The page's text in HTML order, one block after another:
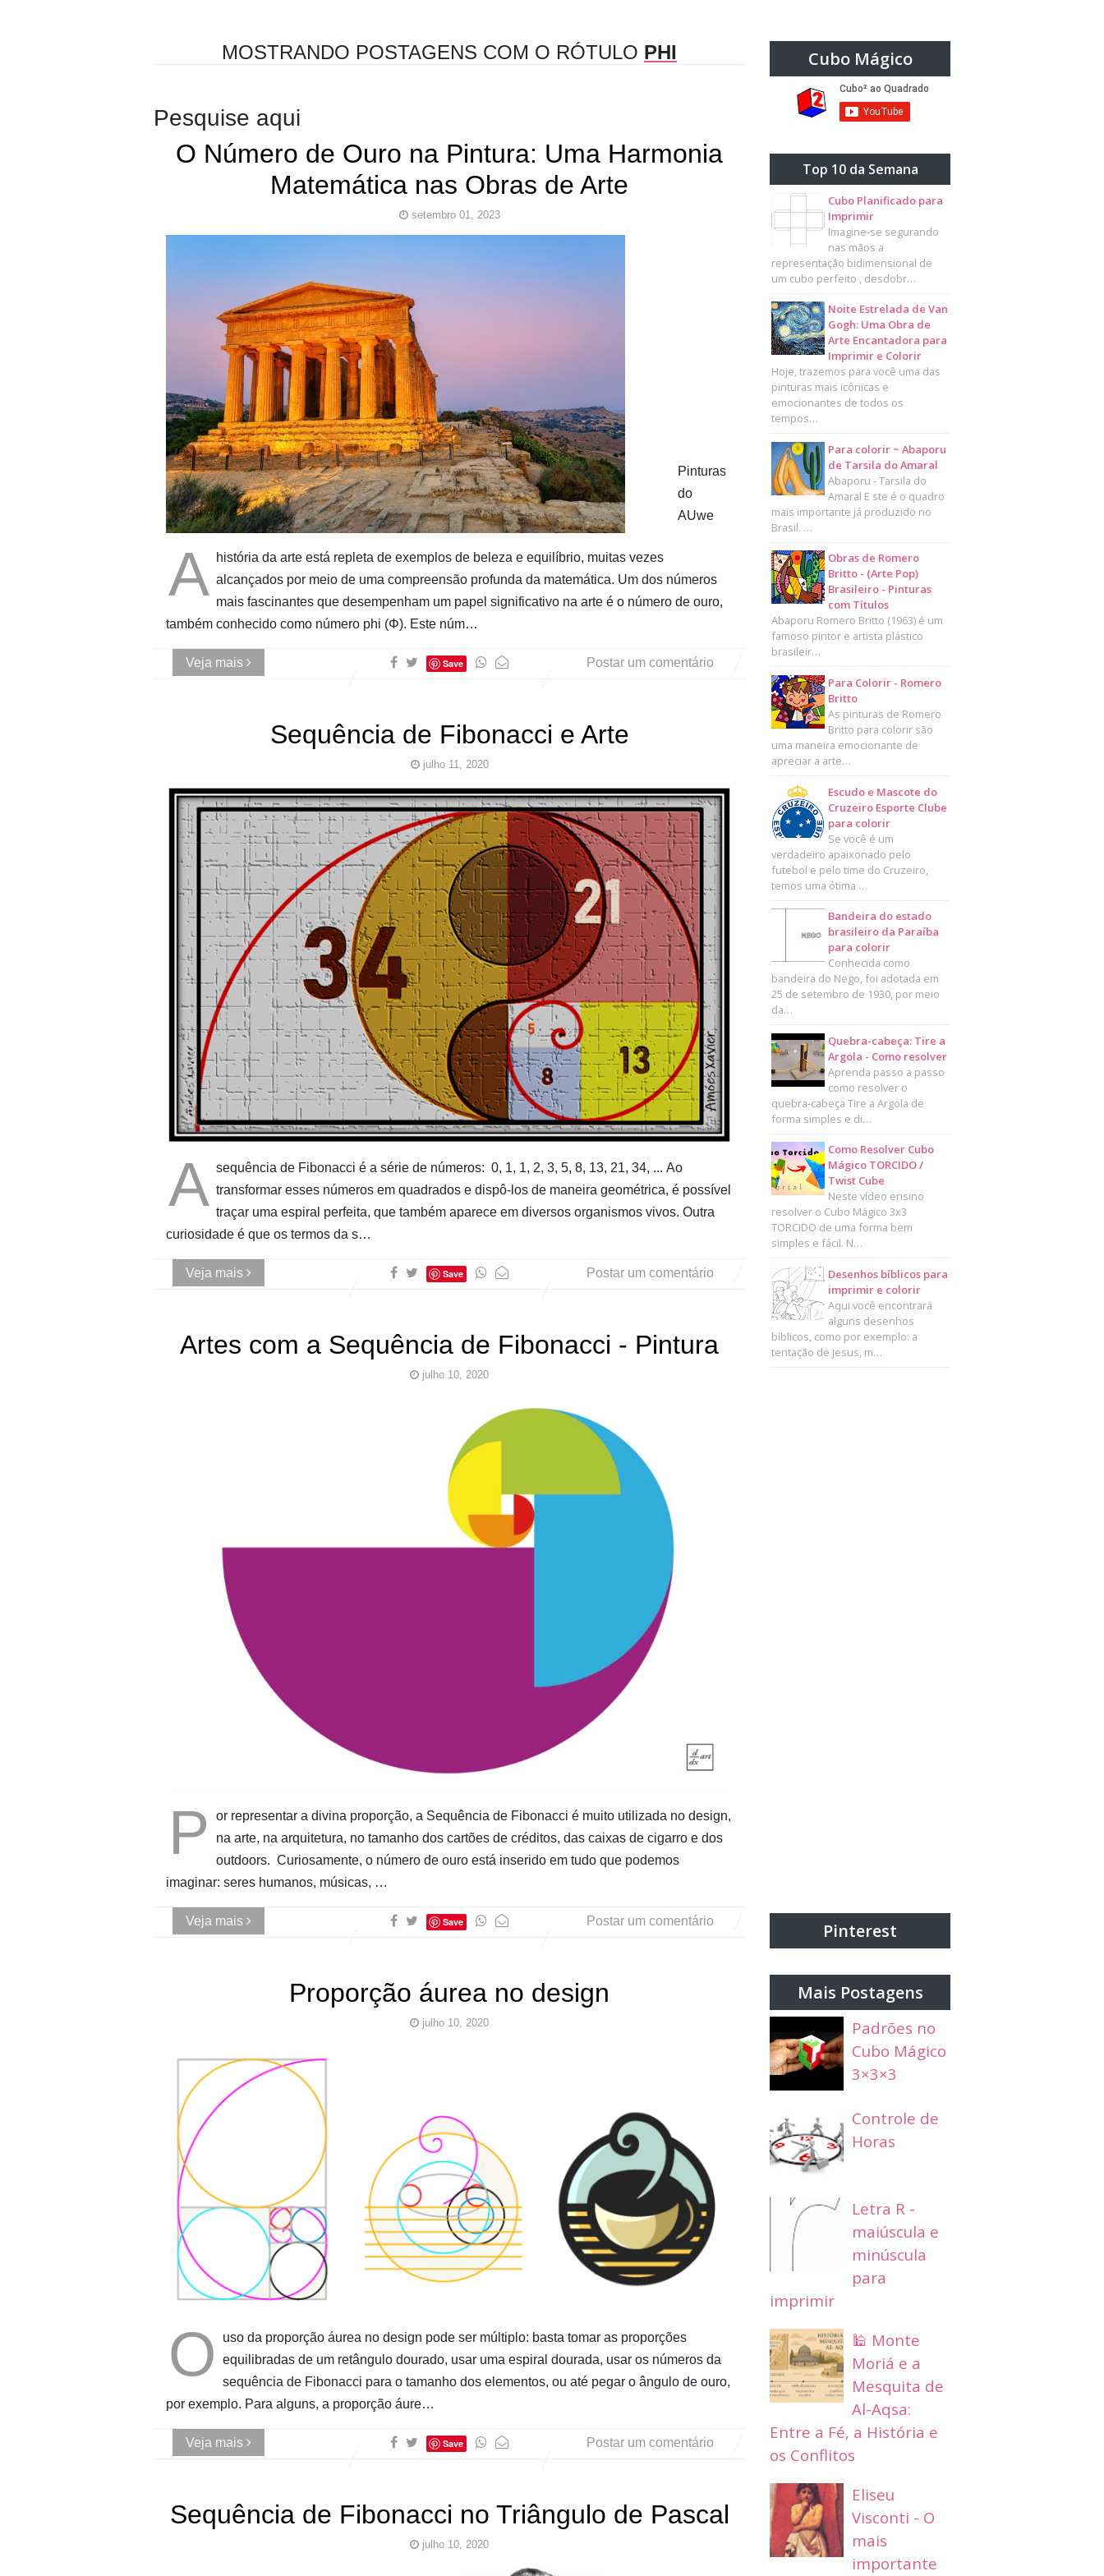
MOSTRANDO POSTAGENS COM O RÓTULO PHI
Pesquise aqui
O Número de Ouro na Pintura: Uma Harmonia
Matemática nas Obras de Arte
setembro 01, 2023
Pinturas
do
AUwe
A história da arte está repleta de exemplos de beleza e equilíbrio, muitas vezes
alcançados por meio de uma compreensão profunda da matemática. Um dos números
mais fascinantes que desempenham um papel significativo na arte é o número de ouro,
também conhecido como número phi (Φ). Este núm…
Veja mais Save Postar um comentário
Sequência de Fibonacci e Arte
julho 11, 2020
design Fibonacci PHI
Pinturas
do
AUwe
A sequência de Fibonacci é a série de números: 0, 1, 1, 2, 3, 5, 8, 13, 21, 34, ... Ao
transformar esses números em quadrados e dispô-los de maneira geométrica, é possível
traçar uma espiral perfeita, que também aparece em diversos organismos vivos. Outra
curiosidade é que os termos da s…
Veja mais Save Postar um comentário
Artes com a Sequência de Fibonacci - Pintura
julho 10, 2020
do
AUwe
P
or representar a divina proporção, a Sequência de Fibonacci é muito utilizada no design,
na arte, na arquitetura, no tamanho dos cartões de créditos, das caixas de cigarro e dos
outdoors. Curiosamente, o número de ouro está inserido em tudo que podemos
imaginar: seres humanos, músicas, …
Veja mais Save Postar um comentário
Proporção áurea no design
julho 10, 2020
design PHI
Pinturas
do
O
uso da proporção áurea no design pode ser múltiplo: basta tomar as proporções
equilibradas de um retângulo dourado, usar uma espiral dourada, usar os números da
sequência de Fibonacci para o tamanho dos elementos, ou até pegar o ângulo de ouro,
por exemplo. Para alguns, a proporção áure…
Veja mais Save Postar um comentário
Sequência de Fibonacci no Triângulo de Pascal
julho 10, 2020
Cubo Mágico
Top 10 da Semana
Cubo Planificado para
Imprimir
Imagine-se segurando
nas mãos a
representação bidimensional de
um cubo perfeito , desdobr…
Noite Estrelada de Van
Gogh: Uma Obra de
Arte Encantadora para
Imprimir e Colorir
Hoje, trazemos para você uma das
pinturas mais icônicas e
emocionantes de todos os
tempos…
Para colorir ~ Abaporu
de Tarsila do Amaral
Abaporu - Tarsila do
Amaral E ste é o quadro
mais importante já produzido no
Brasil. …
Obras de Romero
Britto - (Arte Pop)
Brasileiro - Pinturas
com Títulos
Abaporu Romero Britto (1963) é um
famoso pintor e artista plástico
brasileir…
Para Colorir - Romero
Britto
As pinturas de Romero
Britto para colorir são
uma maneira emocionante de
apreciar a arte…
Escudo e Mascote do
Cruzeiro Esporte Clube
para colorir
Se você é um
verdadeiro apaixonado pelo
futebol e pelo time do Cruzeiro,
temos uma ótima …
Bandeira do estado
brasileiro da Paraíba
para colorir
Conhecida como
bandeira do Nego, foi adotada em
25 de setembro de 1930, por meio
da…
Quebra-cabeça: Tire a
Argola - Como resolver
Aprenda passo a passo
como resolver o
quebra-cabeça Tire a Argola de
forma simples e di…
Como Resolver Cubo
Mágico TORCIDO /
Twist Cube
Neste vídeo ensino
resolver o Cubo Mágico 3x3
TORCIDO de uma forma bem
simples e fácil. N…
Desenhos bíblicos para
imprimir e colorir
Aqui você encontrará
alguns desenhos
bíblicos, como por exemplo: a
tentação de Jesus, m…
Pinterest
Mais Postagens
Padrões no
Cubo Mágico
3×3×3
Controle de
Horas
Letra R -
maiúscula e
minúscula
para
imprimir
🕌 Monte
Moriá e a
Mesquita de
Al-Aqsa:
Entre a Fé, a História e
os Conflitos
Eliseu
Visconti - O
mais
importante